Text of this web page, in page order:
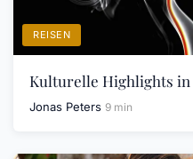
REISEN
Kulturelle Highlights in
Jonas Peters 9 min